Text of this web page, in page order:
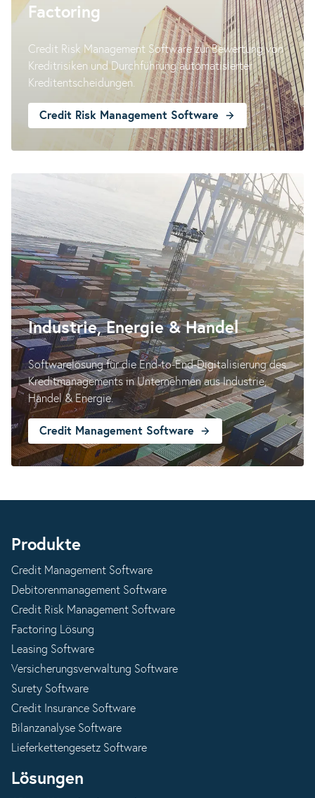
Factoring
Credit Risk Management Software zur Bewertung von
Kreditrisiken und Durchführung automatisierter
Kreditentscheidungen.
Credit Risk Management Software
Industrie, Energie & Handel
Softwarelösung für die End-to-End-Digitalisierung des
Kreditmanagements in Unternehmen aus Industrie,
Handel & Energie.
Credit Management Software
Produkte
Credit Management Software
Debitorenmanagement Software
Credit Risk Management Software
Factoring Lösung
Leasing Software
Versicherungsverwaltung Software
Surety Software
Credit Insurance Software
Bilanzanalyse Software
Lieferkettengesetz Software
Lösungen